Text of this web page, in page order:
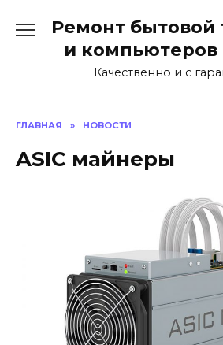
содержанию
Ремонт бытовой
и компьютеров
Качественно и с
ГЛАВНАЯ » НОВОСТИ
ASIC майнеры